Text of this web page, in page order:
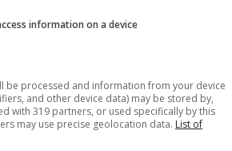
information on a device
be processed and information from your device
and other device data) may be stored by,
with 319 partners, or used specifically by this
may use precise geolocation data. List of